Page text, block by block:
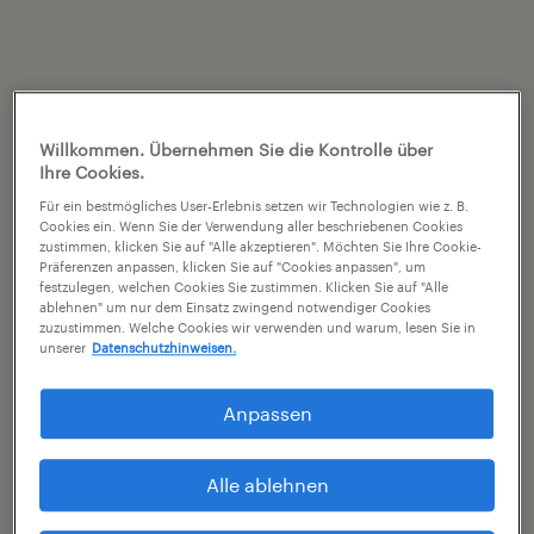
Willkommen. Übernehmen Sie die Kontrolle über
Ihre Cookies.
Für ein bestmögliches User-Erlebnis setzen wir Technologien wie z. B.
Cookies ein. Wenn Sie der Verwendung aller beschriebenen Cookies
zustimmen, klicken Sie auf "Alle akzeptieren". Möchten Sie Ihre Cookie-
Präferenzen anpassen, klicken Sie auf "Cookies anpassen", um
festzulegen, welchen Cookies Sie zustimmen. Klicken Sie auf "Alle
ablehnen" um nur dem Einsatz zwingend notwendiger Cookies
zuzustimmen. Welche Cookies wir verwenden und warum, lesen Sie in
unserer Datenschutzhinweisen.
Anpassen
Alle ablehnen